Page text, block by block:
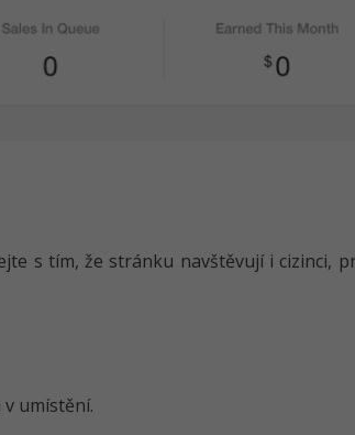
s tím, že stránku navštěvují i cizinci,
umístění.